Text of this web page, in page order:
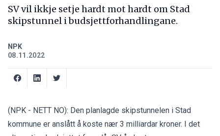
SV vil ikkje setje hardt mot hardt om Stad
skipstunnel i budsjettforhandlingane.
NPK
08.11.2022
(NPK - NETT NO): Den planlagde skipstunnelen i Stad
kommune er anslått å koste nær 3 milliardar kroner. I det